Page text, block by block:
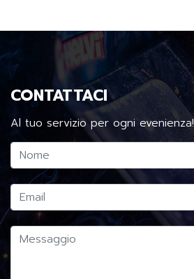
CONTATTACI
Al tuo servizio per ogni evenienza!